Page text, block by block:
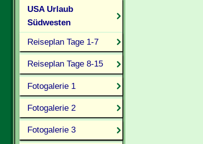
USA Urlaub
Südwesten
Reiseplan Tage 1-7
Reiseplan Tage 8-15
Fotogalerie 1
Fotogalerie 2
Fotogalerie 3